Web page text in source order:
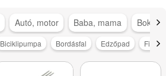
Autó, motor Baba, mama
Biciklipumpa Bordásfal Edzőpad